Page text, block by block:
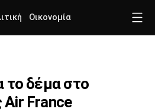
Οικονομία
το δέμα στο
Air France